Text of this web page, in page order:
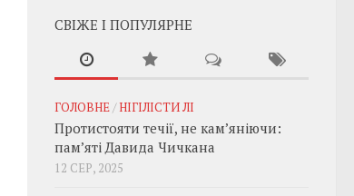
СВІЖЕ І ПОПУЛЯРНЕ
ГОЛОВНЕ/НІГІЛІСТИ ЛІ
Протистояти течії, не кам’яніючи:
пам’яті Давида Чичкана
12 СЕР, 2025